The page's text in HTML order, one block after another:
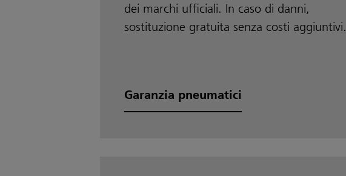
dei marchi ufficiali. In caso di danni,
sostituzione gratuita senza costi aggiuntivi.
Garanzia pneumatici